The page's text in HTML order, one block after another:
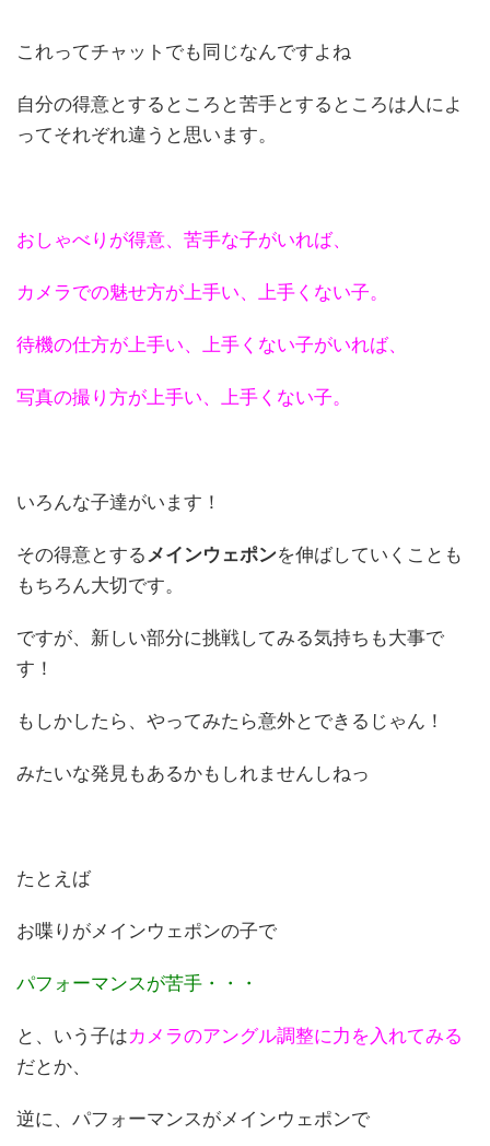
これってチャットでも同じなんですよね
自分の得意とするところと苦手とするところは人によ
ってそれぞれ違うと思います。
おしゃべりが得意、苦手な子がいれば、
カメラでの魅せ方が上手い、上手くない子。
待機の仕方が上手い、上手くない子がいれば、
写真の撮り方が上手い、上手くない子。
いろんな子達がいます！
その得意とするメインウェポンを伸ばしていくことも
もちろん大切です。
ですが、新しい部分に挑戦してみる気持ちも大事で
す！
もしかしたら、やってみたら意外とできるじゃん！
みたいな発見もあるかもしれませんしねっ
たとえば
お喋りがメインウェポンの子で
パフォーマンスが苦手・・・
と、いう子はカメラのアングル調整に力を入れてみる
だとか、
逆に、パフォーマンスがメインウェポンで